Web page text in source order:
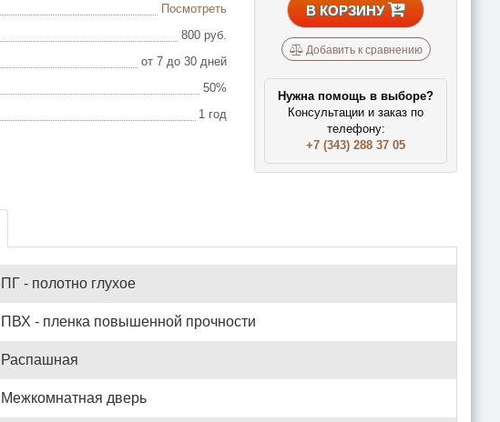
Посмотреть
800 руб.
от 7 до 30 дней
50%
1 год
В КОРЗИНУ
Добавить к сравнению
Нужна помощь в выборе?
Консультации и заказ по
телефону:
+7 (343) 288 37 05
ПГ - полотно глухое
ПВХ - пленка повышенной прочности
Распашная
Межкомнатная дверь